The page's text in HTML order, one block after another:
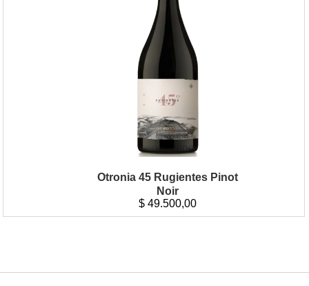
Otronia 45 Rugientes Pinot
Noir
$ 49.500,00